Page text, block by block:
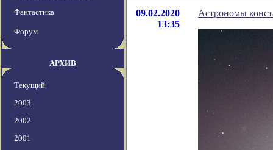
Фантастика
Форум
АРХИВ
Текущий
2003
2002
2001
09.02.2020
13:35
Астрономы